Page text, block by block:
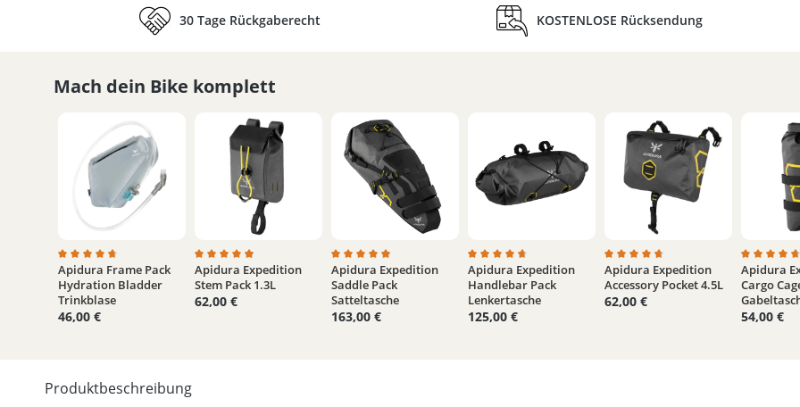
30 Tage Rückgaberecht KOSTENLOSE Rücksendung
Mach dein Bike komplett
Durchschnittliche Bewertung von 4.7 von 5 Sternen
Apidura Frame Pack
Hydration Bladder
Trinkblase
46,00 €
Durchschnittliche Bewertung von 4.9 von 5 Sternen
Apidura Expedition
Stem Pack 1.3L
62,00 €
Durchschnittliche Bewertung von 4.9 von 5 Sternen
Apidura Expedition
Saddle Pack
Satteltasche
163,00 €
Durchschnittliche Bewertung von 4.7 von 5 Sternen
Apidura Expedition
Handlebar Pack
Lenkertasche
125,00 €
Durchschnittliche Bewertung
Apidura Expedition
Accessory Pocket 4.5L
62,00 €
Apidura
Cargo
54,00 €
Produktbeschreibung